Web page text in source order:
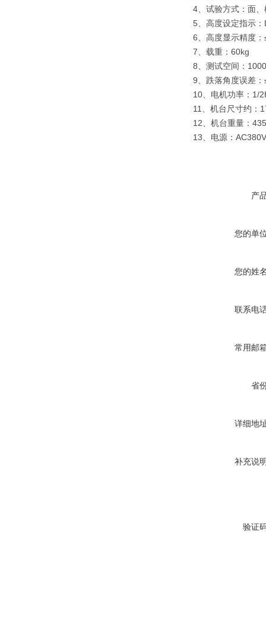
4、试验方式：面
5、高度设定指示
6、高度显示精度
7、载重：60kg
8、测试空间：
9、跌落角度误差：
10、电机功率：1/
11、机台尺寸约：
12、机台重量：
13、电源：
产
您的单
您的姓
联系电
常用邮
省
详细地
补充说
验证